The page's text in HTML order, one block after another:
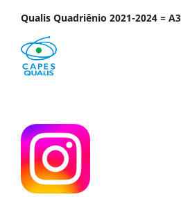
Qualis Quadriênio 2021-2024 = A3